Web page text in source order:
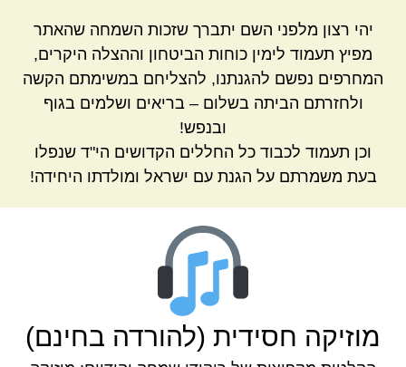
יהי רצון מלפני השם יתברך שזכות השמחה שהאתר
מפיץ תעמוד לימין כוחות הביטחון וההצלה היקרים,
המחרפים נפשם להגנתנו, להצליחם במשימתם הקשה
ולחזרתם הביתה בשלום – בריאים ושלמים בגוף
ובנפש!
וכן תעמוד לכבוד כל החללים הקדושים הי"ד שנפלו
בעת משמרתם על הגנת עם ישראל ומולדתו היחידה!
מוזיקה חסידית (להורדה בחינם)